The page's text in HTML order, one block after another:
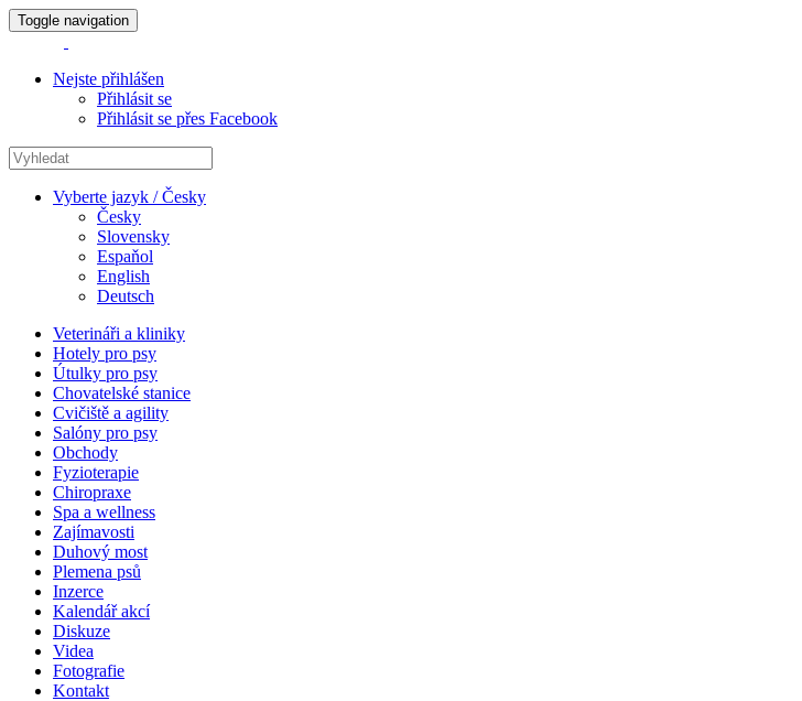
Toggle navigation
Nejste přihlášen
Přihlásit se
Přihlásit se přes Facebook
Vyberte jazyk / Česky
Česky
Slovensky
Espaňol
English
Deutsch
Veterináři a kliniky
Hotely pro psy
Útulky pro psy
Chovatelské stanice
Cvičiště a agility
Salóny pro psy
Obchody
Fyzioterapie
Chiropraxe
Spa a wellness
Zajímavosti
Duhový most
Plemena psů
Inzerce
Kalendář akcí
Diskuze
Videa
Fotografie
Kontakt